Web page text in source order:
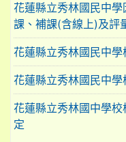
花蓮縣立秀林國民中
課、補課(含線上)及評
花蓮縣立秀林國民中
花蓮縣立秀林國民中
花蓮縣立秀林國中學
定